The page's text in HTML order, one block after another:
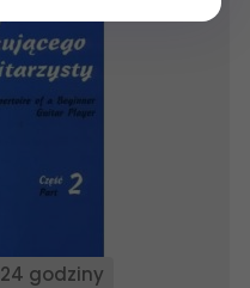
24 godziny